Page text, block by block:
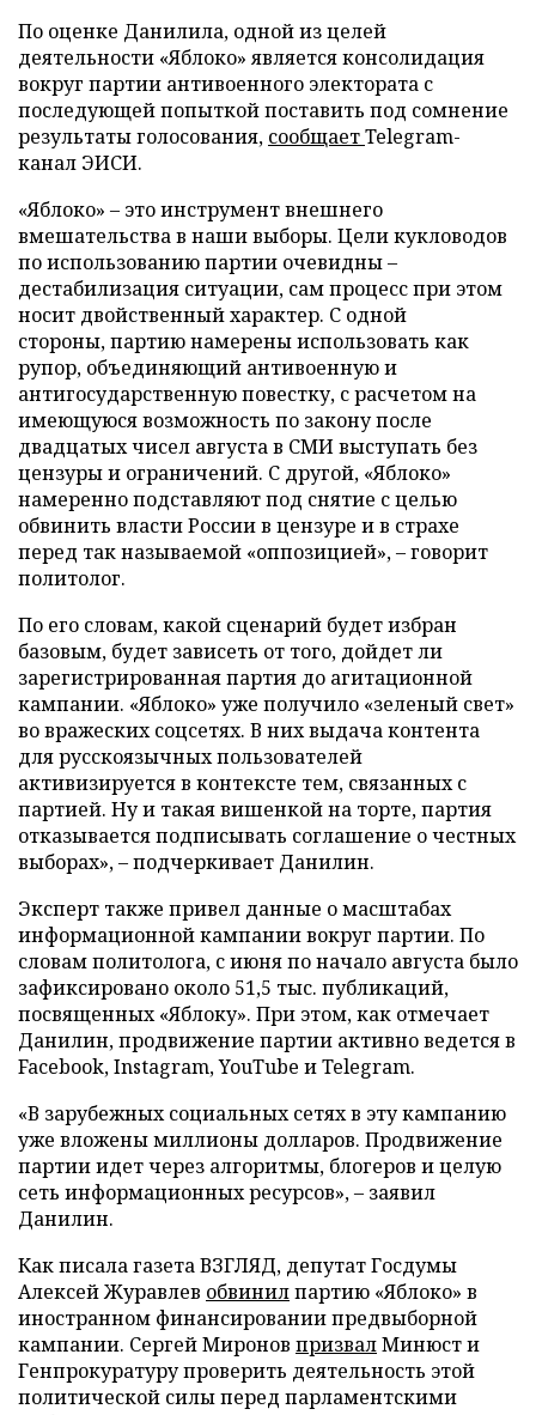
По оценке Данилила, одной из целей
деятельности «Яблоко» является консолидация
вокруг партии антивоенного электората с
последующей попыткой поставить под сомнение
результаты голосования, сообщаетTelegram-
канал ЭИСИ.
«Яблоко» – это инструмент внешнего
вмешательства в наши выборы. Цели кукловодов
по использованию партии очевидны –
дестабилизация ситуации, сам процесс при этом
носит двойственный характер. С одной
стороны, партию намерены использовать как
рупор, объединяющий антивоенную и
антигосударственную повестку, с расчетом на
имеющуюся возможность по закону после
двадцатых чисел августа в СМИ выступать без
цензуры и ограничений. С другой, «Яблоко»
намеренно подставляют под снятие с целью
обвинить власти России в цензуре и в страхе
перед так называемой «оппозицией», – говорит
политолог.
По его словам, какой сценарий будет избран
базовым, будет зависеть от того, дойдет ли
зарегистрированная партия до агитационной
кампании. «Яблоко» уже получило «зеленый свет»
во вражеских соцсетях. В них выдача контента
для русскоязычных пользователей
активизируется в контексте тем, связанных с
партией. Ну и такая вишенкой на торте, партия
отказывается подписывать соглашение о честных
выборах», – подчеркивает Данилин.
Эксперт также привел данные о масштабах
информационной кампании вокруг партии. По
словам политолога, с июня по начало августа было
зафиксировано около 51,5 тыс. публикаций,
посвященных «Яблоку». При этом, как отмечает
Данилин, продвижение партии активно ведется в
Facebook, Instagram, YouTube и Telegram.
«В зарубежных социальных сетях в эту кампанию
уже вложены миллионы долларов. Продвижение
партии идет через алгоритмы, блогеров и целую
сеть информационных ресурсов», – заявил
Данилин.
Как писала газета ВЗГЛЯД, депутат Госдумы
Алексей Журавлев обвинилпартию «Яблоко» в
иностранном финансировании предвыборной
кампании. Сергей Миронов призвалМинюст и
Генпрокуратуру проверить деятельность этой
политической силы перед парламентскими